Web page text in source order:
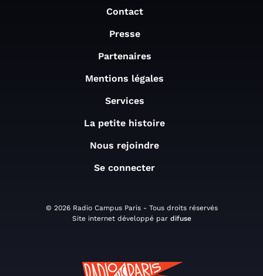
Contact
Presse
Partenaires
Mentions légales
Services
La petite histoire
Nous rejoindre
Se connecter
© 2026 Radio Campus Paris - Tous droits réservés
Site internet développé par difuse